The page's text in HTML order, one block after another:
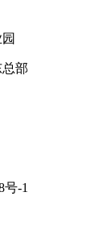
部
号-1